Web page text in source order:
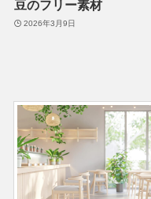
豆のフリー素材
2026年3月9日